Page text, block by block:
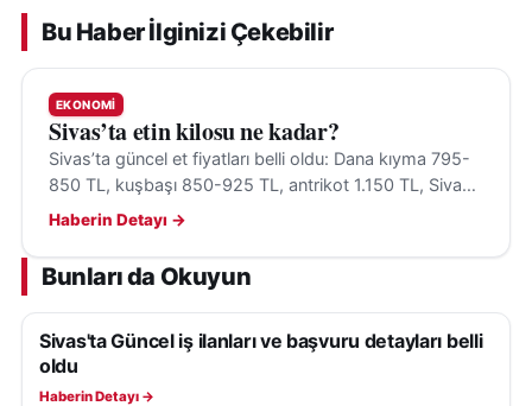
Bu Haber İlginizi Çekebilir
EKONOMI
Sivas’ta etin kilosu ne kadar?
Sivas’ta güncel et fiyatları belli oldu: Dana kıyma 795-
850 TL, kuşbaşı 850-925 TL, antrikot 1.150 TL, Sivas
köftesi 800 TL seviyesinde bulunuyor.
Haberin Detayı →
Bunları da Okuyun
EKONOMI
Sivas'ta Güncel iş ilanları ve başvuru detayları belli
oldu
Haberin Detayı →